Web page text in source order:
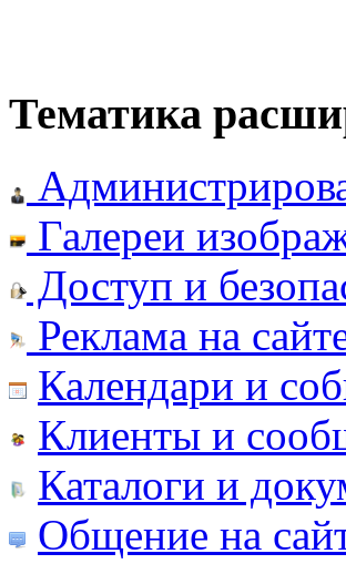
Тематика
Галереи
Доступ и
Реклама на
Календари и
Клиенты и
Каталоги и
Общение на